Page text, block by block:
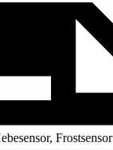
Frostsensor